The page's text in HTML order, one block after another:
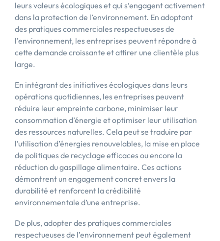
leurs valeurs écologiques et qui s’engagent activement
dans la protection de l’environnement. En adoptant
des pratiques commerciales respectueuses de
l’environnement, les entreprises peuvent répondre à
cette demande croissante et attirer une clientèle plus
large.
En intégrant des initiatives écologiques dans leurs
opérations quotidiennes, les entreprises peuvent
réduire leur empreinte carbone, minimiser leur
consommation d’énergie et optimiser leur utilisation
des ressources naturelles. Cela peut se traduire par
l’utilisation d’énergies renouvelables, la mise en place
de politiques de recyclage efficaces ou encore la
réduction du gaspillage alimentaire. Ces actions
démontrent un engagement concret envers la
durabilité et renforcent la crédibilité
environnementale d’une entreprise.
De plus, adopter des pratiques commerciales
respectueuses de l’environnement peut également